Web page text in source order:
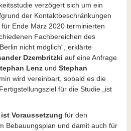
verzögert sich um ein
der Kontaktbeschränkungen
Ende März 2020 terminierten
Fachbereichen des
nicht möglich“, erklärte
Dzembritzki auf eine Anfrage
Lenzund Stephan
wird vereinbart, sobald es die
für die Studie „ist
Voraussetzung für den
Bebauungsplan und damit auch für